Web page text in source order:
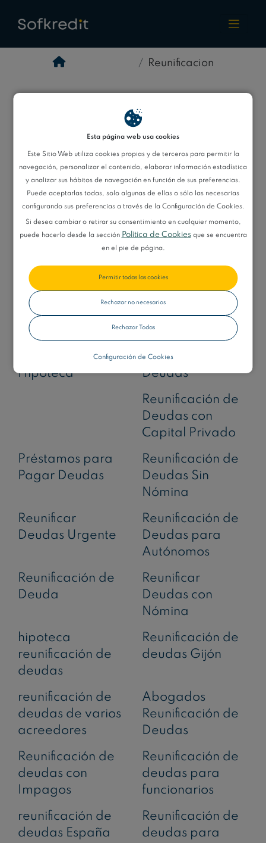
Esta página web usa cookies
Este Sitio Web utiliza cookies propias y de terceros para permitir la
navegación, personalizar el contenido, elaborar información estadística
y analizar sus hábitos de navegación en función de sus preferencias.
Puede aceptarlas todas, solo algunas de ellas o sólo las necesarias
configurando sus preferencias a través de la Configuración de Cookies.
Si desea cambiar o retirar su consentimiento en cualquier momento,
puede hacerlo desde la sección Política de Cookiesque se encuentra
en el pie de página.
Permitir todas las cookies
Rechazar no necesarias
Rechazar Todas
Configuración de Cookies
Reunificacion
Reunificación de
Deudas con Aval
Refinanciación de
Deudas
Reunificación de
Deudas Casos
Difíciles
Reunificación de
Deudas con
ASNEF
Mejores
Empresas de
Reunificación de
Deudas
Reunificar de
Deudas con
Hipoteca
Reunificación de
Hipoteca
Simulador para
Reunificar
Deudas
Reunificación de
Deudas con
Capital Privado
Préstamos para
Pagar Deudas
Reunificación de
Deudas Sin
Nómina
Reunificar
Deudas Urgente
Reunificación de
Deudas para
Autónomos
Reunificación de
Deuda
Reunificar
Deudas con
Nómina
hipoteca
reunificación de
deudas
Reunificación de
deudas Gijón
reunificación de
deudas de varios
acreedores
Abogados
Reunificación de
Deudas
Reunificación de
deudas con
Impagos
Reunificación de
deudas para
funcionarios
reunificación de
deudas España
Reunificación de
deudas para